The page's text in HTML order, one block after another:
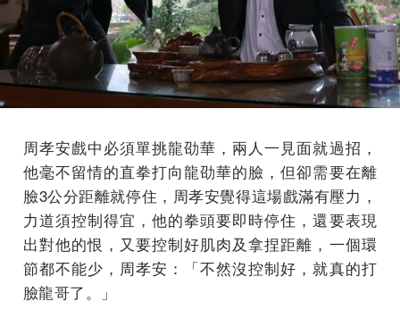
周孝安戲中必須單挑龍劭華，兩人一見面就過招，
他毫不留情的直拳打向龍劭華的臉，但卻需要在離
臉3公分距離就停住，周孝安覺得這場戲滿有壓力，
力道須控制得宜，他的拳頭要即時停住，還要表現
出對他的恨，又要控制好肌肉及拿捏距離，一個環
節都不能少，周孝安：「不然沒控制好，就真的打
臉龍哥了。」